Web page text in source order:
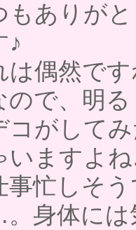
もありが
♪
は偶然です
ので、明
コがして
いますよね
事忙しそ
身体には